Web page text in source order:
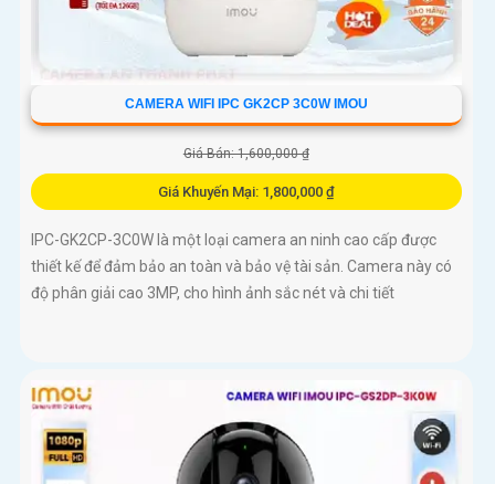
CAMERA WIFI IPC GK2CP 3C0W IMOU
Giá Bán: 1,600,000 ₫
Giá Khuyến Mại: 1,800,000 ₫
IPC-GK2CP-3C0W là một loại camera an ninh cao cấp được
thiết kế để đảm bảo an toàn và bảo vệ tài sản. Camera này có
độ phân giải cao 3MP, cho hình ảnh sắc nét và chi tiết